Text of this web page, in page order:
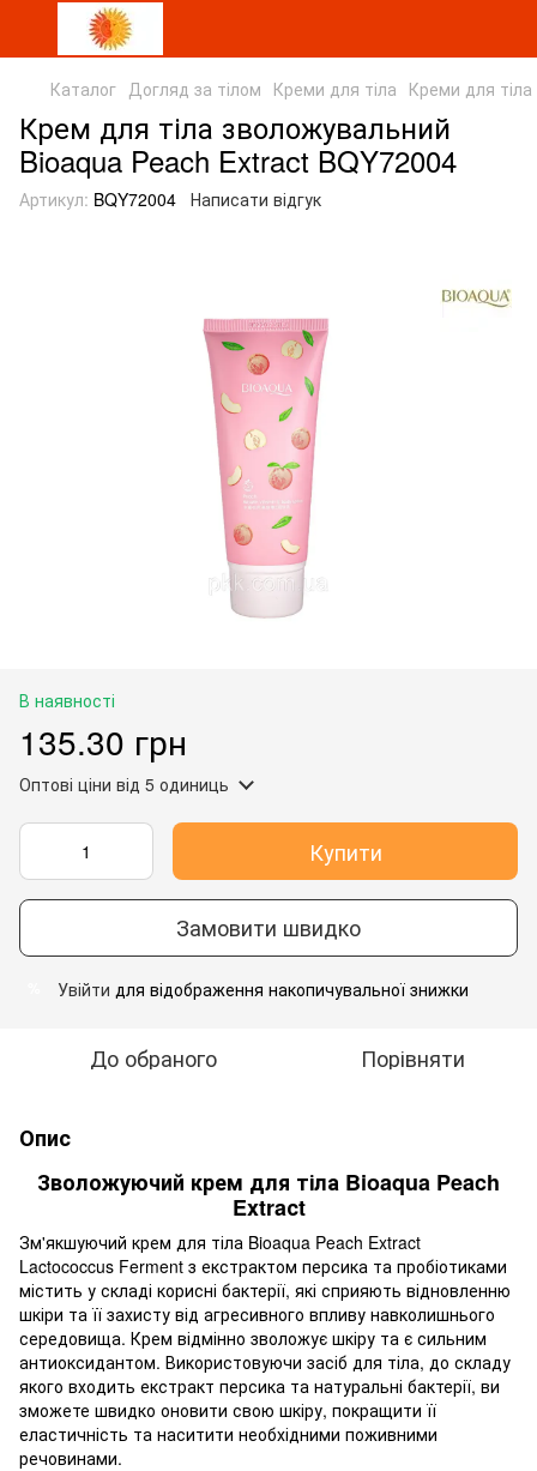
Каталог Догляд за тілом Креми для тіла Креми для
Крем для тіла зволожувальний
Bioaqua Peach Extraсt BQY72004
Артикул: BQY72004 Написати відгук
В наявності
135.30 грн
Оптові ціни від 5 одиниць
Купити
Замовити швидко
Увійти для відображення накопичувальної знижки
До обраного Порівняти
Опис
Зволожуючий крем для тіла Bioaqua Peach
Extraсt
Зм'якшуючий крем для тіла Bioaqua Peach Extract
Lactococcus Ferment з екстрактом персика та пробіотиками
містить у складі корисні бактерії, які сприяють відновленню
шкіри та її захисту від агресивного впливу навколишнього
середовища. Крем відмінно зволожує шкіру та є сильним
антиоксидантом. Використовуючи засіб для тіла, до складу
якого входить екстракт персика та натуральні бактерії, ви
зможете швидко оновити свою шкіру, покращити її
еластичність та наситити необхідними поживними
речовинами.